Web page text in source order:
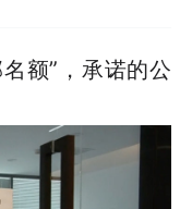
额”，承诺的公